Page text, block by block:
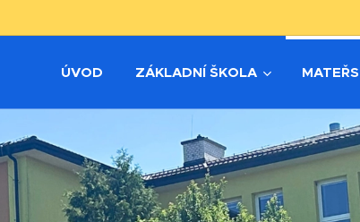
ÚVOD ZÁKLADNÍ ŠKOLA